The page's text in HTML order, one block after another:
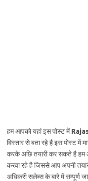
हम आपको यहां इस पोस्ट में
विस्तार से बता रहे है इस पोस्ट में
करके अछि तयारी कर सकते है हम
करवा रहे है जिससे आप अपनी
अधिकरी सलेब्स के बारे में सम्पूर्ण